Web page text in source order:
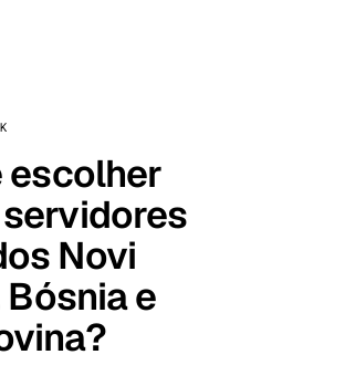
escolher
Novi
e